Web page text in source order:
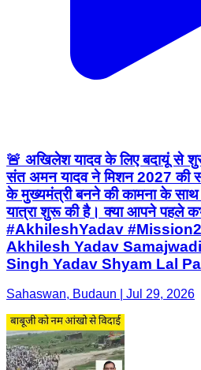
🚨 अखिलेश यादव के लिए बदायूं से
संत अमन यादव ने मिशन 2027 की
के मुख्यमंत्री बनने की कामना के
यात्रा शुरू की है। क्या आपने पहले
#AkhileshYadav
Akhilesh Yadav
Singh Yadav Shyam Lal
Sahaswan, Budaun | Jul 29, 2026